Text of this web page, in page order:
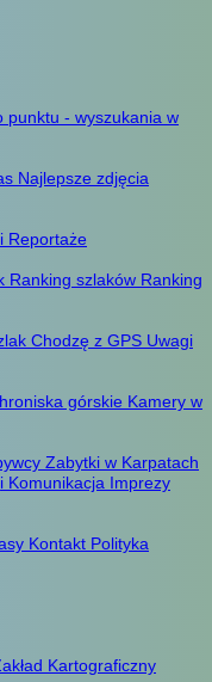
punktu - wyszukania w
Najlepsze zdjęcia
Reportaże
Ranking szlaków Ranking
Chodzę z GPS Uwagi
górskie Kamery w
Zabytki w Karpatach
Komunikacja Imprezy
Kontakt Polityka